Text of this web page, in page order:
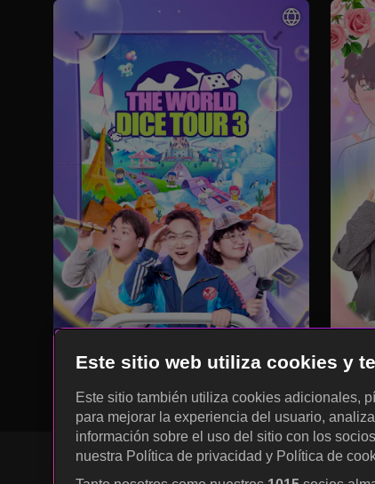
Este sitio web utiliza cookies y
Este sitio también utiliza cookies adicionales,
para mejorar la experiencia del usuario,
información sobre el uso del sitio con los
nuestra Política de privacidad y Política de